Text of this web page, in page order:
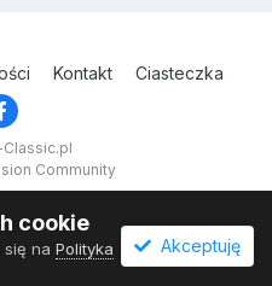
Kontakt Ciasteczka
Classic.pl
Community
cookie
się na Polityka
Akceptuję